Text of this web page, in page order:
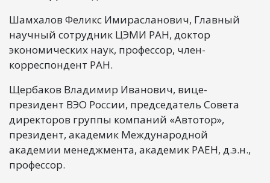
Шамхалов Феликс Имирасланович, Главный
научный сотрудник ЦЭМИ РАН, доктор
экономических наук, профессор, член-
корреспондент РАН.
Щербаков Владимир Иванович, вице-
президент ВЭО России, председатель Совета
директоров группы компаний «Автотор»,
президент, академик Международной
академии менеджмента, академик РАЕН, д.э.н.,
профессор.